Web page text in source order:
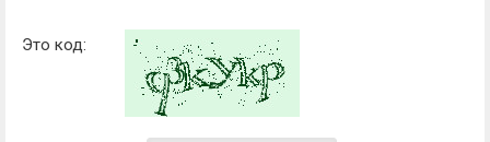
Это код: